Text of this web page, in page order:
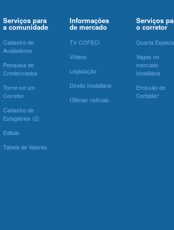
Serviços para
a comunidade
Cadastro de
Avaliadores
Pesquisa de
Credenciados
Torne-se um
Corretor
Cadastro de
Estagiários (2)
Editais
Tabela de Valores
Informações
de mercado
TV COFECI
Vídeos
Legislação
Direito Imobiliário
Últimas notícias
Serviços
o corretor
Quarta
Vagas no
mercado
imobiliário
Emissão de
Certidão*